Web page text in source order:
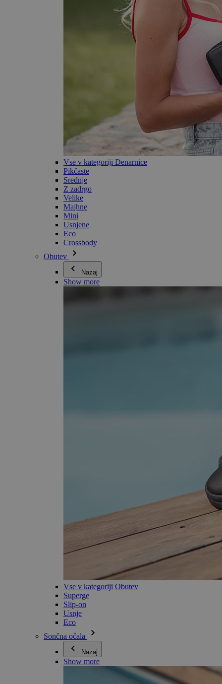
Vse v kategoriji Denarnice
Pikčaste
Srednje
Z zadrgo
Velike
Majhne
Mini
Usnjene
Eco
Crossbody
Obutev
Nazaj
Show more
Vse v kategoriji Obutev
Superge
Slip-on
Usnje
Eco
Sončna očala
Nazaj
Show more